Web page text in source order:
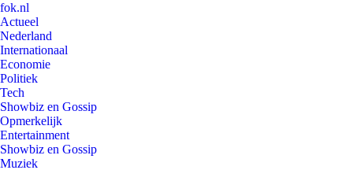
fok.nl
Actueel
Nederland
Internationaal
Economie
Politiek
Tech
Showbiz en Gossip
Opmerkelijk
Entertainment
Showbiz en Gossip
Muziek